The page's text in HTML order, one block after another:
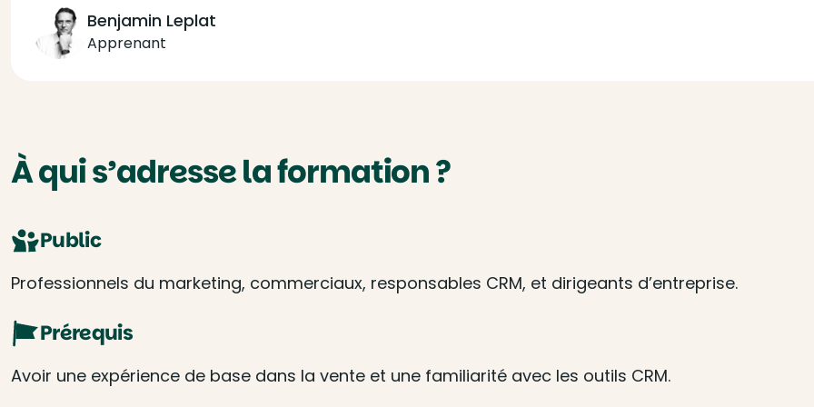
Benjamin Leplat
Apprenant
À qui s’adresse la formation ?
Public
Professionnels du marketing, commerciaux, responsables CRM, et dirigeants d’entreprise.
Prérequis
Avoir une expérience de base dans la vente et une familiarité avec les outils CRM.